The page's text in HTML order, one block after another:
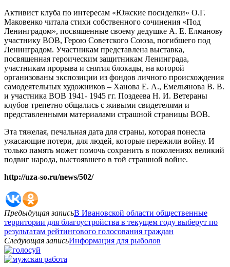
Активист клуба по интересам «Южские посиделки» О.Г.
Маковенко читала стихи собственного сочинения «Под
Ленинградом», посвященные своему дедушке А. Е. Елманову
участнику ВОВ, Герою Советского Союза, погибшего под
Ленинградом. Участникам представлена выставка,
посвященная героическим защитникам Ленинграда,
участникам прорыва и снятия блокады, на которой
организованы экспозиции из фондов личного происхождения
самодеятельных художников – Ханова Е. А., Емельянова В. В.
и участника ВОВ 1941- 1945 гг. Поздеева Н. И. Ветераны
клубов трепетно общались с живыми свидетелями и
представленными материалами страшной страницы ВОВ.
Эта тяжелая, печальная дата для страны, которая понесла
ужасающие потери, для людей, которые пережили войну. И
только память может помочь сохранить в поколениях великий
подвиг народа, выстоявшего в той страшной войне.
http://uza-so.ru/news/502/
Предыдущая записьВ Ивановской области общественные
территории для благоустройства в текущем году выберут по
результатам рейтингового голосования граждан
Следующая записьИнформация для рыболов